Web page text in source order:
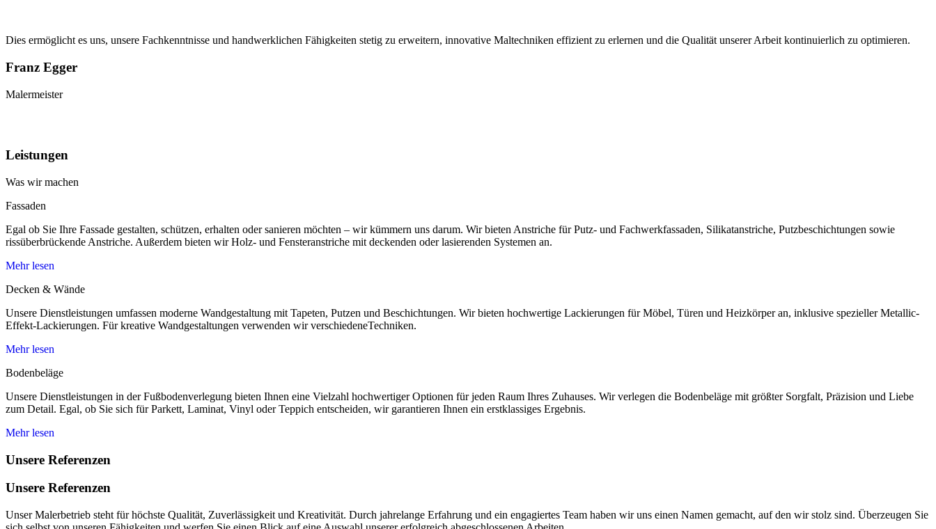
Dies ermöglicht es uns, unsere Fachkenntnisse und handwerklichen Fähigkeiten stetig zu erweitern, innovative Maltechniken effizient zu erlernen und die Qualität unserer Arbeit kontinuierlich zu optimieren.
Franz Egger
Malermeister
Leistungen
Was wir machen
Fassaden
Egal ob Sie Ihre Fassade gestalten, schützen, erhalten oder sanieren möchten – wir kümmern uns darum. Wir bieten Anstriche für Putz- und Fachwerkfassaden, Silikatanstriche, Putzbeschichtungen sowie
rissüberbrückende Anstriche. Außerdem bieten wir Holz- und Fensteranstriche mit deckenden oder lasierenden Systemen an.
Mehr lesen
Decken & Wände
Unsere Dienstleistungen umfassen moderne Wandgestaltung mit Tapeten, Putzen und Beschichtungen. Wir bieten hochwertige Lackierungen für Möbel, Türen und Heizkörper an, inklusive spezieller Metallic-
Effekt-Lackierungen. Für kreative Wandgestaltungen verwenden wir verschiedeneTechniken.
Mehr lesen
Bodenbeläge
Unsere Dienstleistungen in der Fußbodenverlegung bieten Ihnen eine Vielzahl hochwertiger Optionen für jeden Raum Ihres Zuhauses. Wir verlegen die Bodenbeläge mit größter Sorgfalt, Präzision und Liebe
zum Detail. Egal, ob Sie sich für Parkett, Laminat, Vinyl oder Teppich entscheiden, wir garantieren Ihnen ein erstklassiges Ergebnis.
Mehr lesen
Unsere Referenzen
Unsere Referenzen
Unser Malerbetrieb steht für höchste Qualität, Zuverlässigkeit und Kreativität. Durch jahrelange Erfahrung und ein engagiertes Team haben wir uns einen Namen gemacht, auf den wir stolz sind. Überzeugen Sie